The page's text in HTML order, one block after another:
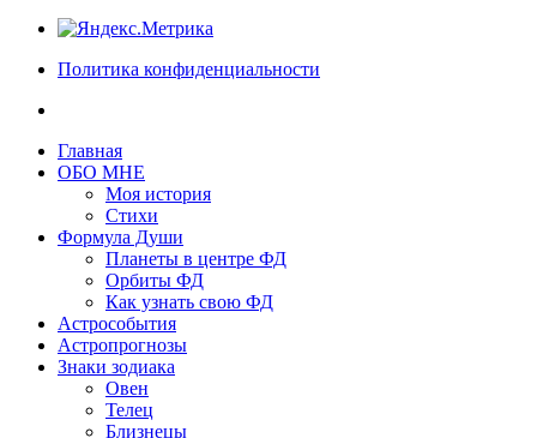
Политика конфиденциальности
Главная
ОБО МНЕ
Моя история
Стихи
Формула Души
Планеты в центре ФД
Орбиты ФД
Как узнать свою ФД
Астрособытия
Астропрогнозы
Знаки зодиака
Овен
Телец
Близнецы